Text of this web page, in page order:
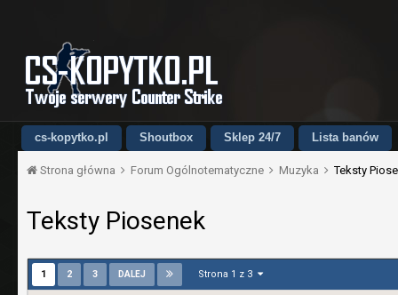
cs-kopytko.pl Shoutbox Sklep 24/7 Lista banów
Strona główna Forum Ogólnotematyczne Muzyka Teksty
Teksty Piosenek
1 2 3 DALEJ Strona 1 z 3